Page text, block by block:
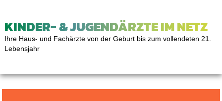
KINDER- & JUGENDÄRZTE IM NETZ
Ihre Haus- und Fachärzte von der Geburt bis zum vollendeten 21.
Lebensjahr